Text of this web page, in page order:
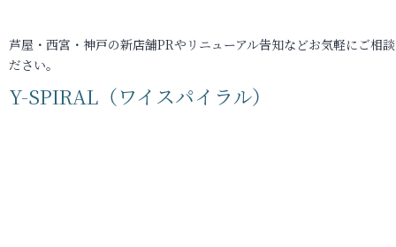
芦屋・西宮・神戸の新店舗PRやリニューアル告知などお気軽にご相
ださい。
Y-SPIRAL（ワイスパイラル）